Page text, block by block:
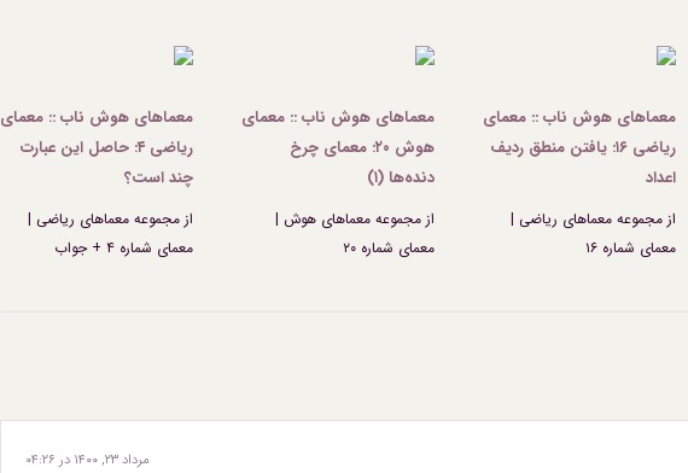
معماهای هوش ناب :: معمای
ریاضی ۱۶: یافتن منطق ردیف
اعداد
از مجموعه معماهای ریاضی |
معمای شماره ۱۶
معماهای هوش ناب :: معمای
هوش ۲۰: معمای چرخ
دنده‌ها (۱)
از مجموعه معماهای هوش |
معمای شماره ۲۰
معماهای هوش ناب :: معمای
ریاضی ۴: حاصل این عبارت
چند است؟
از مجموعه معماهای ریاضی |
معمای شماره ۴ + جواب
مرداد ۲۳, ۱۴۰۰ در ۰۴:۲۶